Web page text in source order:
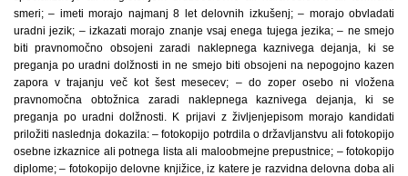
smeri; – imeti morajo najmanj 8 let delovnih izkušenj; – morajo obvladati
uradni jezik; – izkazati morajo znanje vsaj enega tujega jezika; – ne smejo
biti pravnomočno obsojeni zaradi naklepnega kaznivega dejanja, ki se
preganja po uradni dolžnosti in ne smejo biti obsojeni na nepogojno kazen
zapora v trajanju več kot šest mesecev; – do zoper osebo ni vložena
pravnomočna obtožnica zaradi naklepnega kaznivega dejanja, ki se
preganja po uradni dolžnosti. K prijavi z življenjepisom morajo kandidati
priložiti naslednja dokazila: – fotokopijo potrdila o državljanstvu ali fotokopijo
osebne izkaznice ali potnega lista ali maloobmejne prepustnice; – fotokopijo
diplome; – fotokopijo delovne knjižice, iz katere je razvidna delovna doba ali